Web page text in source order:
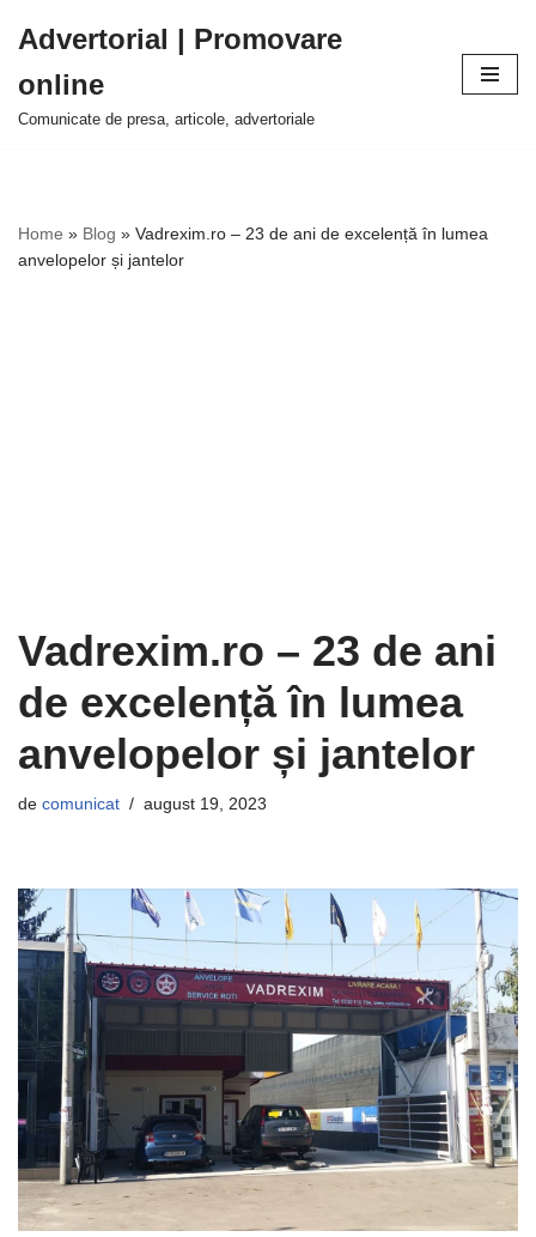
la
conținut
Advertorial | Promovare
online
Comunicate de presa, articole, advertoriale
Home » Blog » Vadrexim.ro – 23 de ani de excelență în lumea
anvelopelor și jantelor
Vadrexim.ro – 23 de ani
de excelență în lumea
anvelopelor și jantelor
de comunicat august 19, 2023